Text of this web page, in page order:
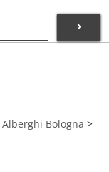
›
Alberghi Bologna >